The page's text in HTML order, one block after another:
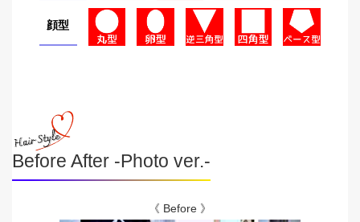
顔型
Before After -Photo ver.-
《 Before 》